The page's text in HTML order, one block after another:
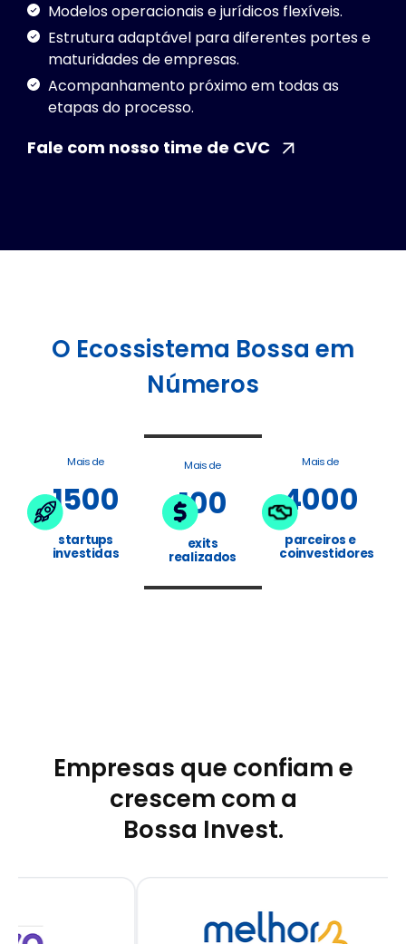
Modelos operacionais e jurídicos flexíveis.
Estrutura adaptável para diferentes portes e
maturidades de empresas.
Acompanhamento próximo em todas as
etapas do processo.
Fale com nosso time de CVC
O Ecossistema Bossa em
Números
Mais de
1500
startups
investidas
Mais de
100
exits
realizados
Mais de
4000
parceiros e
coinvestidores
Empresas que confiam e
crescem com a
Bossa Invest.